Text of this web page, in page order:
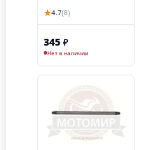
★4.7(8)
345 ₽
Нет в наличии